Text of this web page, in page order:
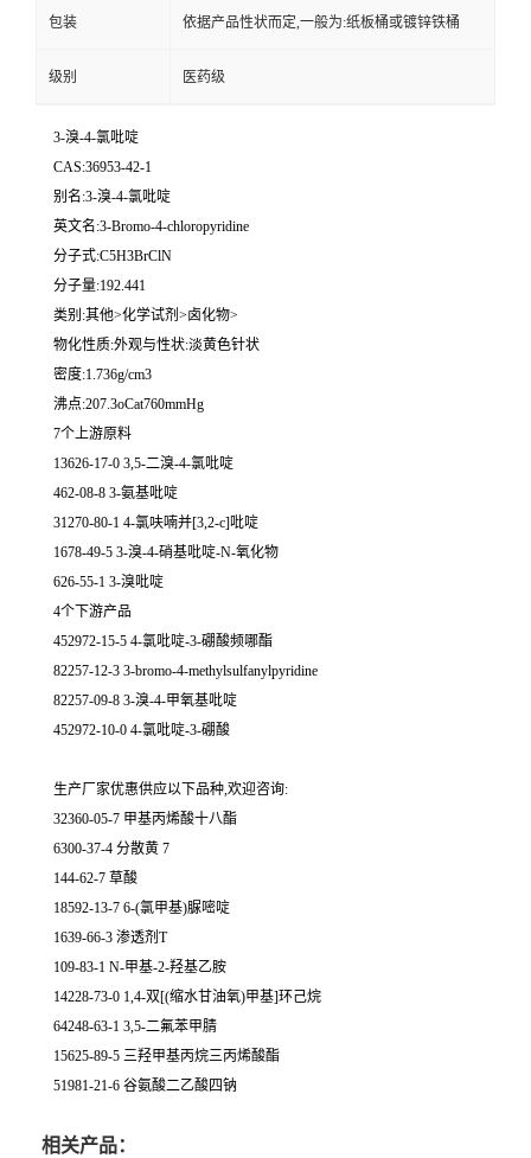
包装 依据产品性状而定,一般为:纸板桶或镀锌铁桶
级别 医药级
3-溴-4-氯吡啶
CAS:36953-42-1
别名:3-溴-4-氯吡啶
英文名:3-Bromo-4-chloropyridine
分子式:C5H3BrClN
分子量:192.441
类别:其他>化学试剂>卤化物>
物化性质:外观与性状:淡黄色针状
密度:1.736g/cm3
沸点:207.3oCat760mmHg
7个上游原料
13626-17-0 3,5-二溴-4-氯吡啶
462-08-8 3-氨基吡啶
31270-80-1 4-氯呋喃并[3,2-c]吡啶
1678-49-5 3-溴-4-硝基吡啶-N-氧化物
626-55-1 3-溴吡啶
4个下游产品
452972-15-5 4-氯吡啶-3-硼酸频哪酯
82257-12-3 3-bromo-4-methylsulfanylpyridine
82257-09-8 3-溴-4-甲氧基吡啶
452972-10-0 4-氯吡啶-3-硼酸
生产厂家优惠供应以下品种,欢迎咨询:
32360-05-7 甲基丙烯酸十八酯
6300-37-4 分散黄 7
144-62-7 草酸
18592-13-7 6-(氯甲基)脲嘧啶
1639-66-3 渗透剂T
109-83-1 N-甲基-2-羟基乙胺
14228-73-0 1,4-双[(缩水甘油氧)甲基]环己烷
64248-63-1 3,5-二氟苯甲腈
15625-89-5 三羟甲基丙烷三丙烯酸酯
51981-21-6 谷氨酸二乙酸四钠
相关产品：